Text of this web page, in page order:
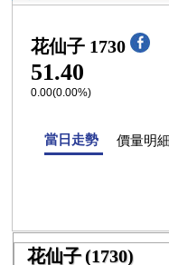
花仙子 1730
51.40
0.00(0.00%)
當日走勢 價量明細